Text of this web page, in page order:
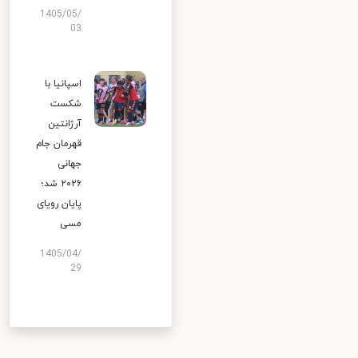
1405/05/
03
اسپانیا با
شکست
آرژانتین
قهرمان جام
جهانی
۲۰۲۶ شد؛
پایان رویای
مسی
1405/04/
29